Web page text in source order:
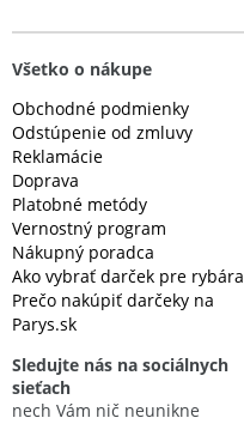
Všetko o nákupe
Obchodné podmienky
Odstúpenie od zmluvy
Reklamácie
Doprava
Platobné metódy
Vernostný program
Nákupný poradca
Ako vybrať darček pre rybára
Prečo nakúpiť darčeky na
Parys.sk
Sledujte nás na sociálnych
sieťach
nech Vám nič neunikne